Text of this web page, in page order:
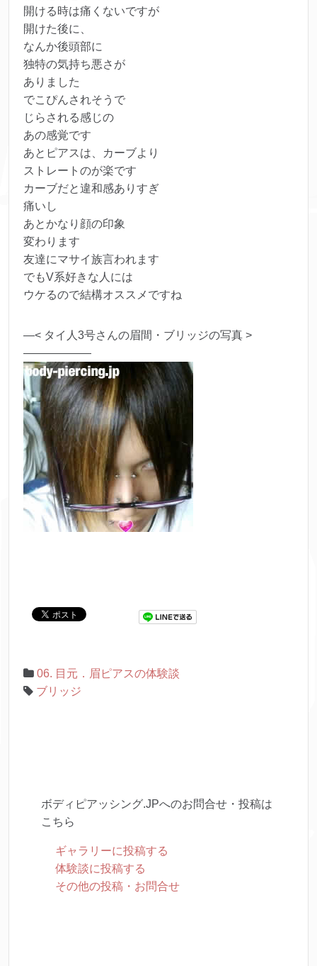
開ける時は痛くないですが
開けた後に、
なんか後頭部に
独特の気持ち悪さが
ありました
でこぴんされそうで
じらされる感じの
あの感覚です
あとピアスは、カーブより
ストレートのが楽です
カーブだと違和感ありすぎ
痛いし
あとかなり顔の印象
変わります
友達にマサイ族言われます
でもV系好きな人には
ウケるので結構オススメですね
—< タイ人3号さんの眉間・ブリッジの写真 >
——————
06. 目元．眉ピアスの体験談
ブリッジ
ボディピアッシング.JPへのお問合せ・投稿は
こちら
ギャラリーに投稿する
体験談に投稿する
その他の投稿・お問合せ